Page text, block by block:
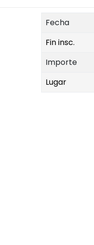
Fecha
Fin insc.
Importe
Lugar